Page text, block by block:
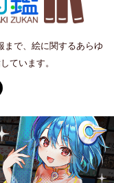
まで、絵に関するあらゆ
ています。